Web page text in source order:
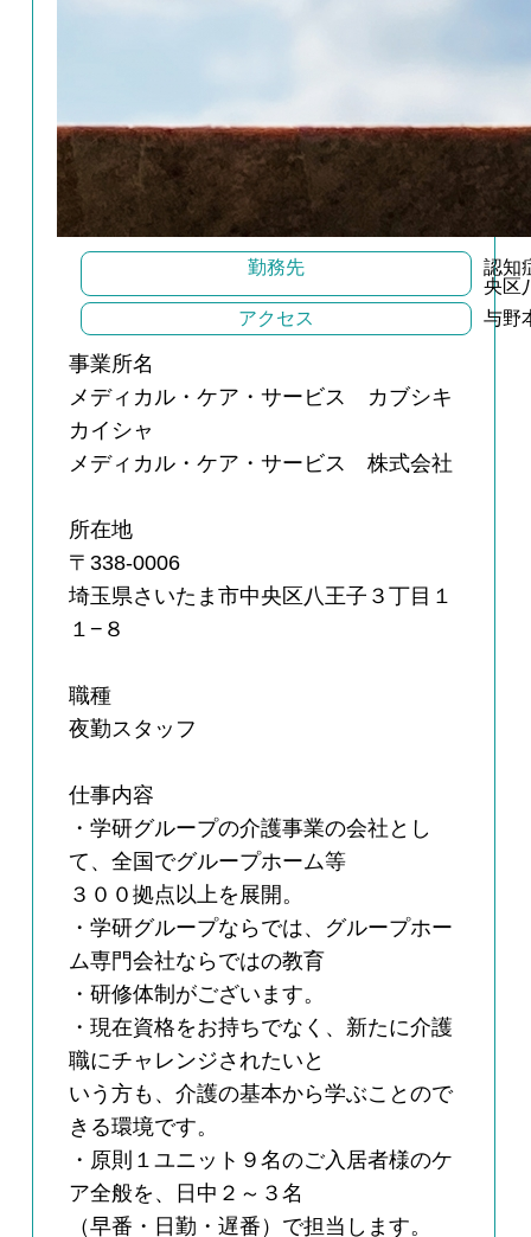
勤務先
認知
央区
アクセス
与野
事業所名
メディカル・ケア・サービス カブシキ
カイシャ
メディカル・ケア・サービス 株式会社
所在地
〒338-0006
埼玉県さいたま市中央区八王子３丁目１
１−８
職種
夜勤スタッフ
仕事内容
・学研グループの介護事業の会社とし
て、全国でグループホーム等
３００拠点以上を展開。
・学研グループならでは、グループホー
ム専門会社ならではの教育
・研修体制がございます。
・現在資格をお持ちでなく、新たに介護
職にチャレンジされたいと
いう方も、介護の基本から学ぶことので
きる環境です。
・原則１ユニット９名のご入居者様のケ
ア全般を、日中２～３名
（早番・日勤・遅番）で担当します。